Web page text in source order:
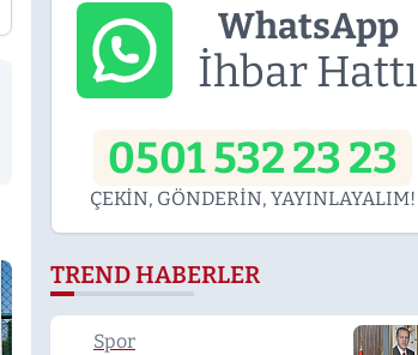
WhatsApp
İhbar Hattı
0501 532 23 23
ÇEKİN, GÖNDERİN, YAYINLAYALIM!
TREND HABERLER
Spor